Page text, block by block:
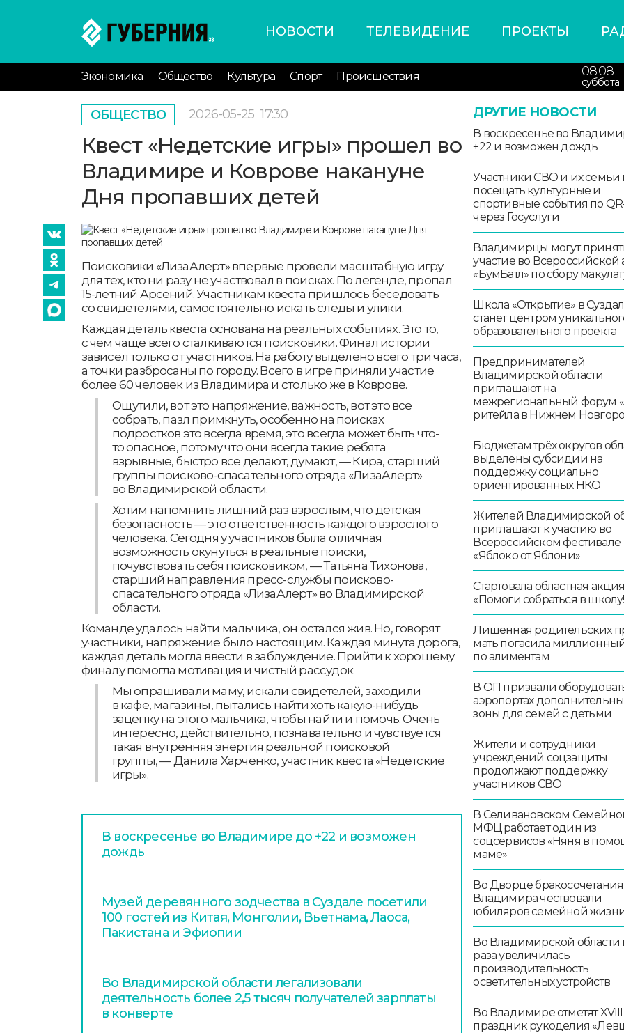
НОВОСТИ ТЕЛЕВИДЕНИЕ ПРОЕКТЫ
Экономика Общество Культура Спорт Происшествия 08.08
суббота
ОБЩЕСТВО 2026-05-25 17:30
Квест «Недетские игры» прошел во
Владимире и Коврове накануне
Дня пропавших детей
Поисковики «ЛизаАлерт» впервые провели масштабную игру
для тех, кто ни разу не участвовал в поисках. По легенде, пропал
15-летний Арсений. Участникам квеста пришлось беседовать
со свидетелями, самостоятельно искать следы и улики.
Каждая деталь квеста основана на реальных событиях. Это то,
с чем чаще всего сталкиваются поисковики. Финал истории
зависел только от участников. На работу выделено всего три часа,
а точки разбросаны по городу. Всего в игре приняли участие
более 60 человек из Владимира и столько же в Коврове.
Ощутили, вот это напряжение, важность, вот это все
собрать, пазл примкнуть, особенно на поисках
подростков это всегда время, это всегда может быть что-
то опасное, потому что они всегда такие ребята
взрывные, быстро все делают, думают, — Кира, старший
группы поисково-спасательного отряда «ЛизаАлерт»
во Владимирской области.
Хотим напомнить лишний раз взрослым, что детская
безопасность — это ответственность каждого взрослого
человека. Сегодня у участников была отличная
возможность окунуться в реальные поиски,
почувствовать себя поисковиком, — Татьяна Тихонова,
старший направления пресс-службы поисково-
спасательного отряда «ЛизаАлерт» во Владимирской
области.
Команде удалось найти мальчика, он остался жив. Но, говорят
участники, напряжение было настоящим. Каждая минута дорога,
каждая деталь могла ввести в заблуждение. Прийти к хорошему
финалу помогла мотивация и чистый рассудок.
Мы опрашивали маму, искали свидетелей, заходили
в кафе, магазины, пытались найти хоть какую-нибудь
зацепку на этого мальчика, чтобы найти и помочь. Очень
интересно, действительно, познавательно и чувствуется
такая внутренняя энергия реальной поисковой
группы, — Данила Харченко, участник квеста «Недетские
игры».
В воскресенье во Владимире до +22 и возможен
дождь
Музей деревянного зодчества в Суздале посетили
100 гостей из Китая, Монголии, Вьетнама, Лаоса,
Пакистана и Эфиопии
Во Владимирской области легализовали
деятельность более 2,5 тысяч получателей зарплаты
в конверте
ДРУГИЕ НОВОСТИ
В воскресенье во
+22 и возможен дождь
Участники СВО и их семьи
посещать культурные и
спортивные события по
через Госуслуги
Владимирцы могут
участие во
«БумБатл» по сбору
Школа «Открытие» в
станет центром
образовательного проекта
Предпринимателей
Владимирской области
приглашают на
межрегиональный форум
ритейла в Нижнем
Бюджетам трёх округов
выделены субсидии на
поддержку социально
ориентированных НКО
Жителей Владимирской
приглашают к участию во
Всероссийском фестивале
«Яблоко от Яблони»
Стартовала областная
«Помоги собраться в
Лишенная родительских
мать погасила
по алиментам
В ОП призвали
аэропортах
зоны для семей с детьми
Жители и сотрудники
учреждений соцзащиты
продолжают поддержку
участников СВО
В Селивановском
МФЦ работает один из
соцсервисов «Няня в
маме»
Во Дворце бракосочетания
Владимира чествовали
юбиляров семейной
Во Владимирской области
раза увеличилась
производительность
осветительных устройств
Во Владимире отметят XVIII
праздник рукоделия